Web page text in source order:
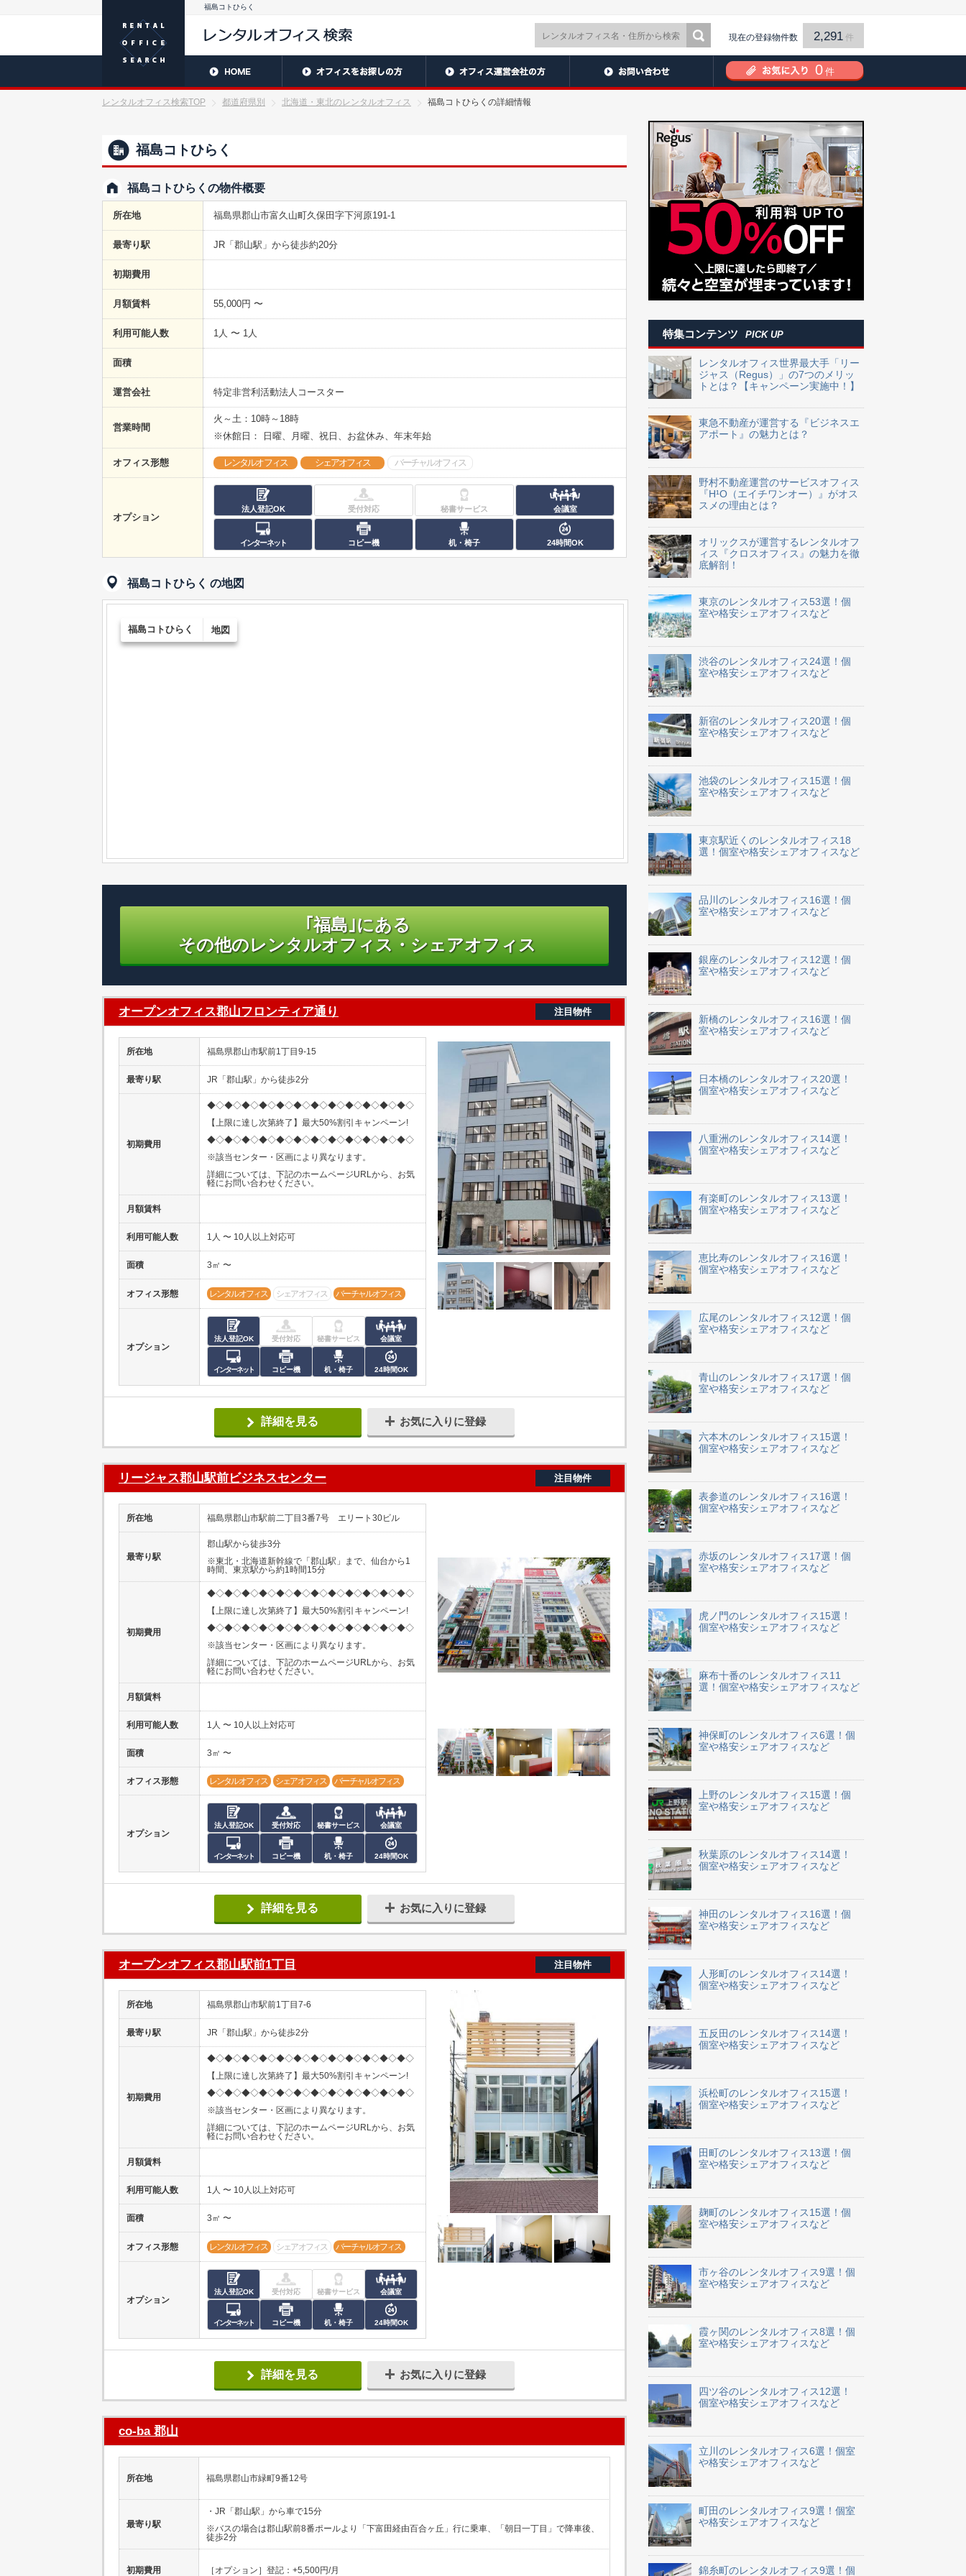
福島コトひらく
現在の登録物件数 2,291 件
0 件
レンタルオフィス検索TOP 都道府県別 北海道・東北のレンタルオフィス 福島コトひらくの詳細情報
福島コトひらく
福島コトひらくの物件概要
所在地 福島県郡山市富久山町久保田字下河原191-1
最寄り駅 JR「郡山駅」から徒歩約20分
初期費用
月額賃料 55,000円 〜
利用可能人数 1人 〜 1人
面積
運営会社 特定非営利活動法人コースター
営業時間
火～土：10時～18時
※休館日： 日曜、月曜、祝日、お盆休み、年末年始
オフィス形態 レンタルオフィス シェアオフィス バーチャルオフィス
オプション
法人登記OK 受付対応 秘書サービス 会議室
インターネット コピー機 机・椅子 24時間OK
福島コトひらく の地図
福島コトひらく 地図
｢福島｣にある
その他のレンタルオフィス・シェアオフィス
オープンオフィス郡山フロンティア通り 注目物件
所在地 福島県郡山市駅前1丁目9-15
最寄り駅 JR「郡山駅」から徒歩2分
初期費用
◆◇◆◇◆◇◆◇◆◇◆◇◆◇◆◇◆◇◆◇◆◇◆◇
【上限に達し次第終了】最大50%割引キャンペーン!
◆◇◆◇◆◇◆◇◆◇◆◇◆◇◆◇◆◇◆◇◆◇◆◇
※該当センター・区画により異なります。
詳細については、下記のホームページURLから、お気
軽にお問い合わせください。
月額賃料
利用可能人数 1人 〜 10人以上対応可
面積 3㎡ 〜
オフィス形態 レンタルオフィス シェアオフィス バーチャルオフィス
オプション
法人登記OK 受付対応 秘書サービス 会議室
インターネット コピー機 机・椅子 24時間OK
詳細を見る お気に入りに登録
リージャス郡山駅前ビジネスセンター 注目物件
所在地 福島県郡山市駅前二丁目3番7号 エリート30ビル
最寄り駅
郡山駅から徒歩3分
※東北・北海道新幹線で「郡山駅」まで、仙台から1
時間、東京駅から約1時間15分
初期費用
◆◇◆◇◆◇◆◇◆◇◆◇◆◇◆◇◆◇◆◇◆◇◆◇
【上限に達し次第終了】最大50%割引キャンペーン!
◆◇◆◇◆◇◆◇◆◇◆◇◆◇◆◇◆◇◆◇◆◇◆◇
※該当センター・区画により異なります。
詳細については、下記のホームページURLから、お気
軽にお問い合わせください。
月額賃料
利用可能人数 1人 〜 10人以上対応可
面積 3㎡ 〜
オフィス形態 レンタルオフィス シェアオフィス バーチャルオフィス
オプション
法人登記OK 受付対応 秘書サービス 会議室
インターネット コピー機 机・椅子 24時間OK
詳細を見る お気に入りに登録
オープンオフィス郡山駅前1丁目 注目物件
所在地 福島県郡山市駅前1丁目7-6
最寄り駅 JR「郡山駅」から徒歩2分
初期費用
◆◇◆◇◆◇◆◇◆◇◆◇◆◇◆◇◆◇◆◇◆◇◆◇
【上限に達し次第終了】最大50%割引キャンペーン!
◆◇◆◇◆◇◆◇◆◇◆◇◆◇◆◇◆◇◆◇◆◇◆◇
※該当センター・区画により異なります。
詳細については、下記のホームページURLから、お気
軽にお問い合わせください。
月額賃料
利用可能人数 1人 〜 10人以上対応可
面積 3㎡ 〜
オフィス形態 レンタルオフィス シェアオフィス バーチャルオフィス
オプション
法人登記OK 受付対応 秘書サービス 会議室
インターネット コピー機 机・椅子 24時間OK
詳細を見る お気に入りに登録
co-ba 郡山
所在地 福島県郡山市緑町9番12号
最寄り駅
・JR「郡山駅」から車で15分
※バスの場合は郡山駅前8番ポールより「下富田経由百合ヶ丘」行に乗車、「朝日一丁目」で降車後、
徒歩2分
初期費用 ［オプション］登記：+5,500円/月
特集コンテンツ PICK UP
レンタルオフィス世界最大手「リー
ジャス（Regus）」の7つのメリッ
トとは？【キャンペーン実施中！】
東急不動産が運営する『ビジネスエ
アポート』の魅力とは？
野村不動産運営のサービスオフィス
『H¹O（エイチワンオー）』がオス
スメの理由とは？
オリックスが運営するレンタルオフ
ィス『クロスオフィス』の魅力を徹
底解剖！
東京のレンタルオフィス53選！個
室や格安シェアオフィスなど
渋谷のレンタルオフィス24選！個
室や格安シェアオフィスなど
新宿のレンタルオフィス20選！個
室や格安シェアオフィスなど
池袋のレンタルオフィス15選！個
室や格安シェアオフィスなど
東京駅近くのレンタルオフィス18
選！個室や格安シェアオフィスなど
品川のレンタルオフィス16選！個
室や格安シェアオフィスなど
銀座のレンタルオフィス12選！個
室や格安シェアオフィスなど
新橋のレンタルオフィス16選！個
室や格安シェアオフィスなど
日本橋のレンタルオフィス20選！
個室や格安シェアオフィスなど
八重洲のレンタルオフィス14選！
個室や格安シェアオフィスなど
有楽町のレンタルオフィス13選！
個室や格安シェアオフィスなど
恵比寿のレンタルオフィス16選！
個室や格安シェアオフィスなど
広尾のレンタルオフィス12選！個
室や格安シェアオフィスなど
青山のレンタルオフィス17選！個
室や格安シェアオフィスなど
六本木のレンタルオフィス15選！
個室や格安シェアオフィスなど
表参道のレンタルオフィス16選！
個室や格安シェアオフィスなど
赤坂のレンタルオフィス17選！個
室や格安シェアオフィスなど
虎ノ門のレンタルオフィス15選！
個室や格安シェアオフィスなど
麻布十番のレンタルオフィス11
選！個室や格安シェアオフィスなど
神保町のレンタルオフィス6選！個
室や格安シェアオフィスなど
上野のレンタルオフィス15選！個
室や格安シェアオフィスなど
秋葉原のレンタルオフィス14選！
個室や格安シェアオフィスなど
神田のレンタルオフィス16選！個
室や格安シェアオフィスなど
人形町のレンタルオフィス14選！
個室や格安シェアオフィスなど
五反田のレンタルオフィス14選！
個室や格安シェアオフィスなど
浜松町のレンタルオフィス15選！
個室や格安シェアオフィスなど
田町のレンタルオフィス13選！個
室や格安シェアオフィスなど
麹町のレンタルオフィス15選！個
室や格安シェアオフィスなど
市ヶ谷のレンタルオフィス9選！個
室や格安シェアオフィスなど
霞ヶ関のレンタルオフィス8選！個
室や格安シェアオフィスなど
四ツ谷のレンタルオフィス12選！
個室や格安シェアオフィスなど
立川のレンタルオフィス6選！個室
や格安シェアオフィスなど
町田のレンタルオフィス9選！個室
や格安シェアオフィスなど
錦糸町のレンタルオフィス9選！個